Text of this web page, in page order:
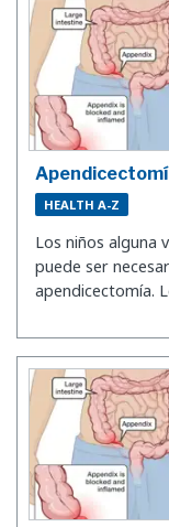
HEALTH A-Z
Los niños alguna
puede ser
apendicectomía.